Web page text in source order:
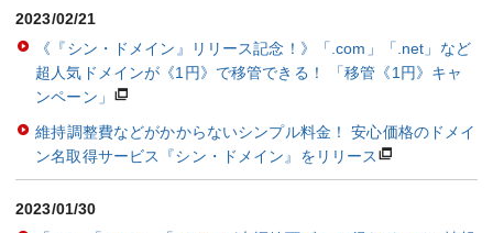
2023/02/21
《『シン・ドメイン』リリース記念！》「.com」「.net」など
超人気ドメインが《1円》で移管できる！ 「移管《1円》キャ
ンペーン」
維持調整費などがかからないシンプル料金！ 安心価格のドメイ
ン名取得サービス『シン・ドメイン』をリリース
2023/01/30